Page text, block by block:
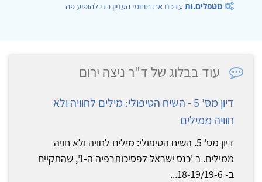
מטפלים.ותעדכנו את תחומי העניין כדי להופיע פה
עוד בבלוג של ד"ר ניצה ירום
דיון מס' 5 - השיח הטיפולי: מילים לחוויה ולא
חוויה ממילים
דיון מס' 5. השיח הטיפולי: מילים לחויה ולא חויה
ממילים. ב 'כנס ישראל לפסיכותרפיה ה-1', שהתקיים
ב- 18-19/19-6...